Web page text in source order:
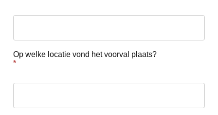
Op welke locatie vond het voorval plaats?
*